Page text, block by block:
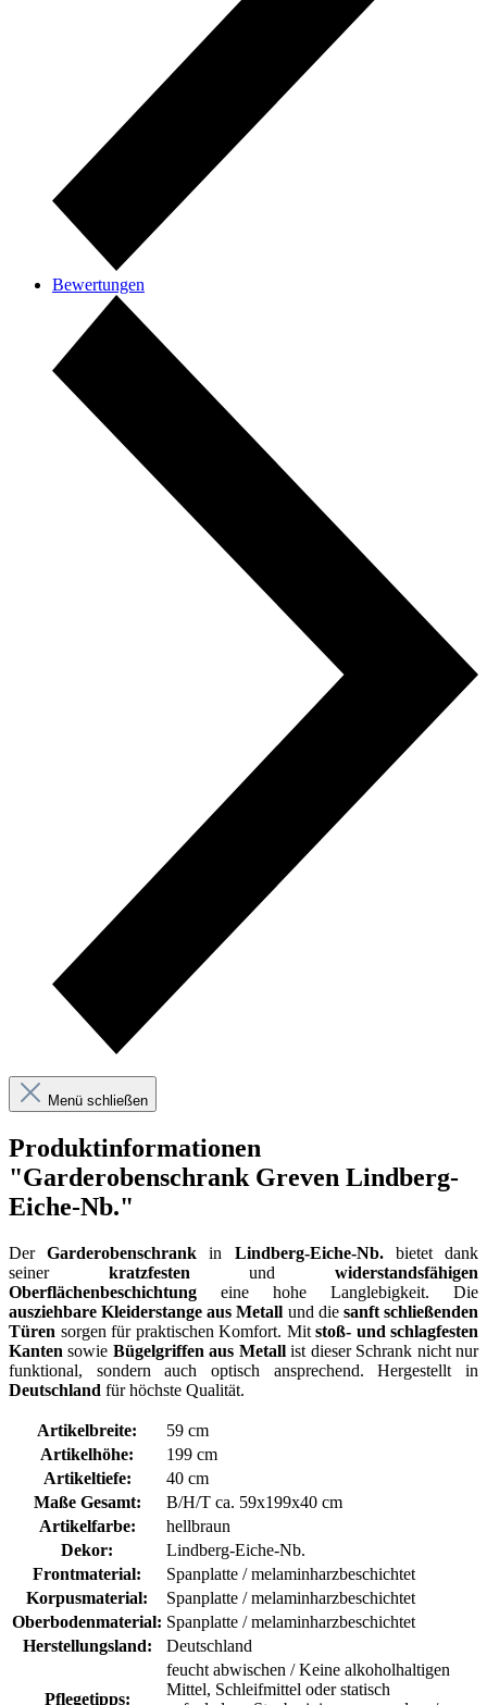
Bewertungen
Produktinformationen
"Garderobenschrank Greven Lindberg-
DerGarderobenschrank Lindberg-Eiche-Nb.bietet dank
seinerkratzfestenundwiderstandsfähigen
Oberflächenbeschichtungeine hohe Langlebigkeit. Die
ausziehbare Kleiderstange aus Metall und diesanft schließenden
Türensorgen für praktischen Komfort. Mitstoß- und schlagfesten
KantensowieBügelgriffen aus Metallist dieser Schrank nicht nur
funktional, sondern auch optisch ansprechend. Hergestellt in
Artikelbreite:
59 cm
Artikelhöhe:
199 cm
Artikeltiefe:
40 cm
Maße Gesamt:
B/H/T ca. 59x199x40 cm
Artikelfarbe:
hellbraun
Dekor:
Lindberg-Eiche-Nb.
Frontmaterial:
Spanplatte / melaminharzbeschichtet
Korpusmaterial:
Spanplatte / melaminharzbeschichtet
Oberbodenmaterial:
Spanplatte / melaminharzbeschichtet
Deutschland
feucht abwischen / Keine alkoholhaltigen